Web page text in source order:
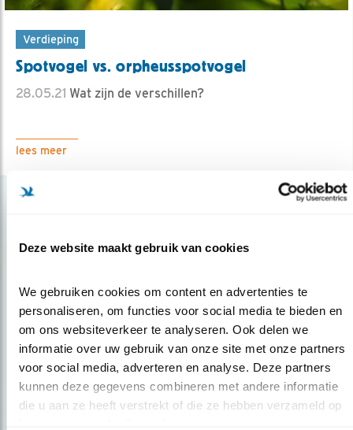
Deze website maakt gebruik van cookies
We gebruiken cookies om content en advertenties te
personaliseren, om functies voor social media te bieden en
om ons websiteverkeer te analyseren. Ook delen we
informatie over uw gebruik van onze site met onze partners
voor social media, adverteren en analyse. Deze partners
kunnen deze gegevens combineren met andere informatie
die u aan ze heeft verstrekt of die ze hebben verzameld op
Verdieping
Spotvogel vs. orpheusspotvogel
28.05.21 Wat zijn de verschillen?
lees meer
Op de hoogte blijven?
Meld je aan en ontvang nieuws, inspiratie, acties en tips
over vogels en activiteiten van Vogelbescherming.
AANMELDEN VOGELNIEUWS